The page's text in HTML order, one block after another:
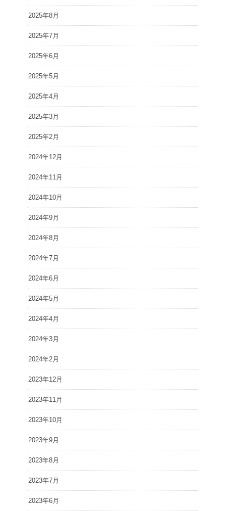
2025年8月
2025年7月
2025年6月
2025年5月
2025年4月
2025年3月
2025年2月
2024年12月
2024年11月
2024年10月
2024年9月
2024年8月
2024年7月
2024年6月
2024年5月
2024年4月
2024年3月
2024年2月
2023年12月
2023年11月
2023年10月
2023年9月
2023年8月
2023年7月
2023年6月